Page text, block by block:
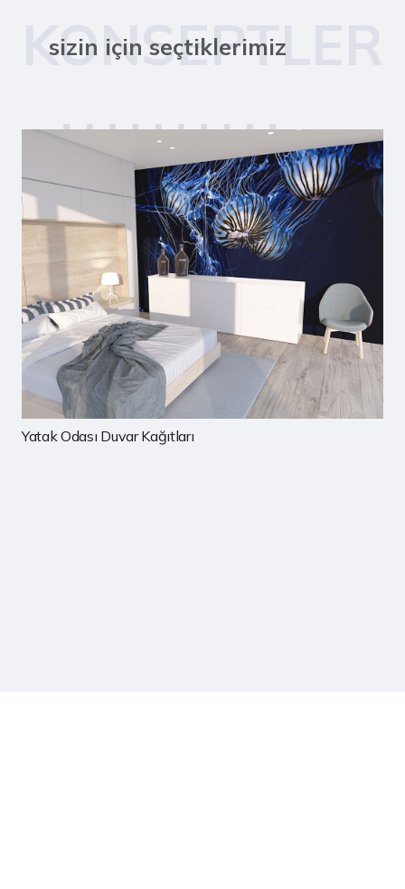
KONSEPTLER
sizin için seçtiklerimiz
Çocuk Odası Duvar Kağıtları